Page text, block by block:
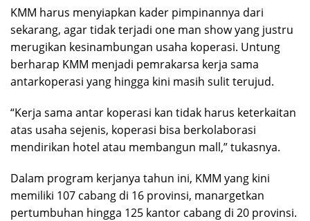
KMM harus menyiapkan kader pimpinannya dari
sekarang, agar tidak terjadi one man show yang justru
merugikan kesinambungan usaha koperasi. Untung
berharap KMM menjadi pemrakarsa kerja sama
antarkoperasi yang hingga kini masih sulit terujud.
“Kerja sama antar koperasi kan tidak harus keterkaitan
atas usaha sejenis, koperasi bisa berkolaborasi
mendirikan hotel atau membangun mall,” tukasnya.
Dalam program kerjanya tahun ini, KMM yang kini
memiliki 107 cabang di 16 provinsi, manargetkan
pertumbuhan hingga 125 kantor cabang di 20 provinsi.